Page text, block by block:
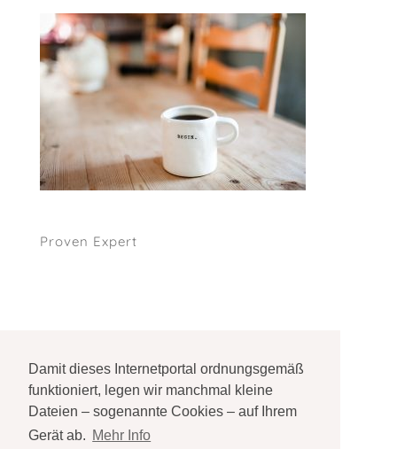
Damit dieses Internetportal ordnungsgemäß
funktioniert, legen wir manchmal kleine
Dateien – sogenannte Cookies – auf Ihrem
Gerät ab. Mehr Info
Proven Expert
Impressum NEU Datenschutzerklärung Mai 2018
This website runs on green webhosting